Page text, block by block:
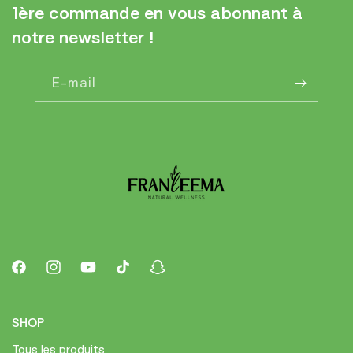
1ère commande en vous abonnant à
notre newsletter !
E-mail
FacebookInstagramYouTubeTikTok Snapchat
SHOP
Tous les produits